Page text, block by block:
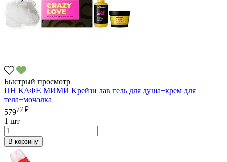
Быстрый просмотр
ПН КАФЕ МИМИ Крейзи лав гель для душа+крем для
тела+мочалка
57977 ₽
1 шт
В корзину